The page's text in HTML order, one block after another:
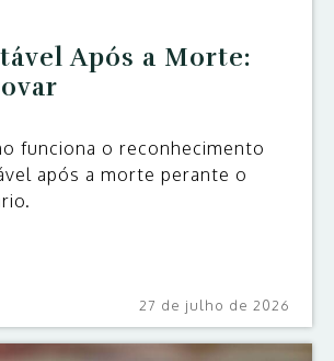
Após a Morte:
funciona o reconhecimento
após a morte perante o
27 de julho de 2026